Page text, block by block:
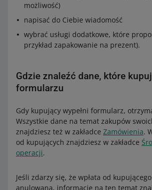
możliwość)
napisać do Ciebie wiadomość
wybrać usługi dodatkowe, które
przykład zapakowanie na prezent).
Gdzie znaleźć dane, które
formularzu
Gdy kupujący wypełni formularz,
Wszystkie dane na temat zakupów
znajdziesz też w zakładce Zamówienia.
od kupujących znajdziesz w zakładce
operacji.
Jeśli zdarzy się, że wpłata od
anulowana, informację na ten temat